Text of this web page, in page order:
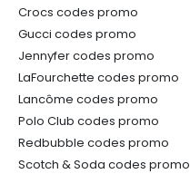
Crocs codes promo
Gucci codes promo
Jennyfer codes promo
LaFourchette codes promo
Lancôme codes promo
Polo Club codes promo
Redbubble codes promo
Scotch & Soda codes promo